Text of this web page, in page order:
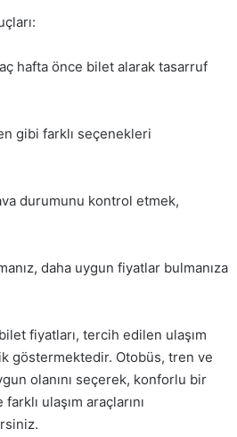
hafta önce bilet alarak tasarruf
gibi farklı seçenekleri
durumunu kontrol etmek,
daha uygun fiyatlar bulmanıza
fiyatları, tercih edilen ulaşım
göstermektedir. Otobüs, tren ve
olanını seçerek, konforlu bir
ulaşım araçlarını